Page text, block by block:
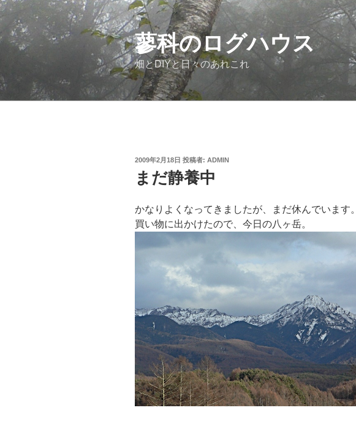
コ
ン
テ
へ
蓼科のログハウス
畑とDIYと日々のあれこれ
投
日:
2009年2月18日 投稿者: ADMIN
まだ静養中
かなりよくなってきましたが、まだ休んでいます。
買い物に出かけたので、今日の八ヶ岳。